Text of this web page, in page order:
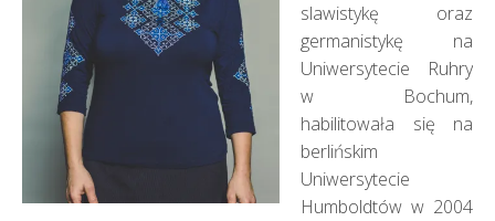
slawistykę oraz
germanistykę na
Uniwersytecie Ruhry
w Bochum,
habilitowała się na
berlińskim
Uniwersytecie
Humboldtów w 2004